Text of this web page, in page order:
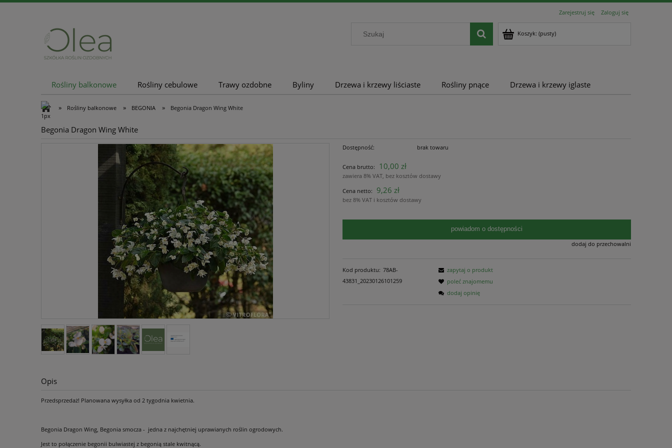
Zarejestruj się Zaloguj się
Koszyk: (pusty)
Rośliny balkonowe Rośliny cebulowe Trawy ozdobne Byliny Drzewa i krzewy liściaste Rośliny pnące
Drzewa i krzewy iglaste
Nowości
Promocje
» Rośliny balkonowe » BEGONIA » Begonia Dragon Wing White
Begonia Dragon Wing White
Dostępność: brak towaru
Cena brutto: 10,00 zł
zawiera 8% VAT, bez kosztów dostawy
Cena netto:
9,26 zł
bez 8% VAT i kosztów dostawy
powiadom o dostępności
dodaj do przechowalni
Kod produktu: 78AB-
43831_20230126101259
zapytaj o produkt
poleć znajomemu
dodaj opinię
Opis
Przedsprzedaż! Planowana wysyłka od 2 tygodnia kwietnia.
Begonia Dragon Wing, Begonia smocza - jedna z najchętniej uprawianych roślin ogrodowych.
Jest to połączenie begonii bulwiastej z begonią stale kwitnącą.